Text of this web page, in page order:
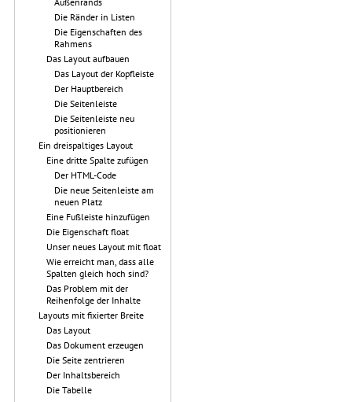
Die Ränder in Listen
Die Eigenschaften des
Rahmens
Das Layout aufbauen
Das Layout der Kopfleiste
Der Hauptbereich
Die Seitenleiste
Die Seitenleiste neu
positionieren
Ein dreispaltiges Layout
Eine dritte Spalte zufügen
Der HTML-Code
Die neue Seitenleiste am
neuen Platz
Eine Fußleiste hinzufügen
Die Eigenschaft float
Unser neues Layout mit float
Wie erreicht man, dass alle
Spalten gleich hoch sind?
Das Problem mit der
Reihenfolge der Inhalte
Layouts mit fixierter Breite
Das Layout
Das Dokument erzeugen
Die Seite zentrieren
Der Inhaltsbereich
Die Tabelle